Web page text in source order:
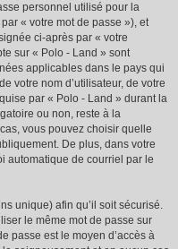
personnel utilisé pour la
« votre mot de passe »), et
ci-après par « votre
sur « Polo - Land » sont
applicables dans le pays qui
votre nom d’utilisateur, de votre
par « Polo - Land » durant la
ou non, reste à la
vous pouvez choisir quelle
De plus, dans votre
automatique de courriel par le
unique) afin qu’il soit sécurisé.
le même mot de passe sur
passe est le moyen d’accès à